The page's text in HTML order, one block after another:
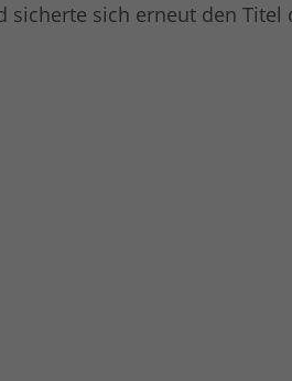
sich erneut den Titel